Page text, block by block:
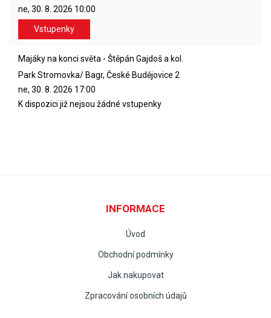
ne, 30. 8. 2026 10:00
Vstupenky
Majáky na konci světa - Štěpán Gajdoš a kol.
Park Stromovka/ Bagr, České Budějovice 2
ne, 30. 8. 2026 17:00
K dispozici již nejsou žádné vstupenky
INFORMACE
Úvod
Obchodní podmínky
Jak nakupovat
Zpracování osobních údajů